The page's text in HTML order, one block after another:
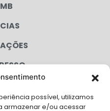
possível, utilizamos
armazenar e/ou acessar